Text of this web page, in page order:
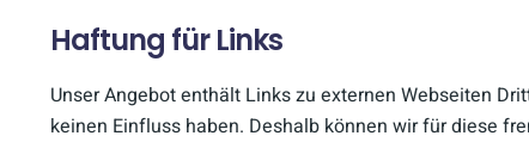
Haftung für Links
Unser Angebot enthält Links zu externen Webseiten
keinen Einfluss haben. Deshalb können wir für diese